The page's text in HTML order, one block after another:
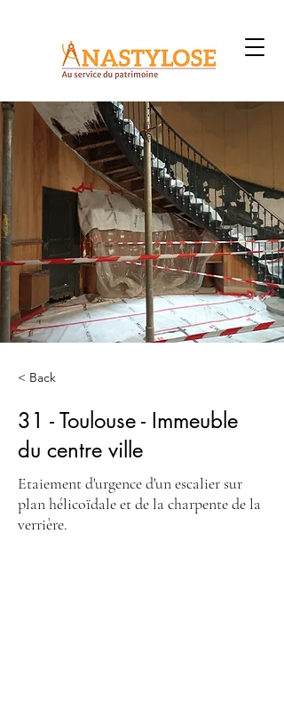
< Back
31 - Toulouse - Immeuble
du centre ville
Etaiement d'urgence d'un escalier sur
plan hélicoïdale et de la charpente de la
verrière.